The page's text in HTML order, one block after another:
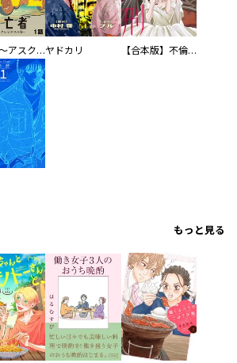
逃亡者～アスクレピオスの杖～ヤドカリ 【合本版】不倫処刑
もっと見る